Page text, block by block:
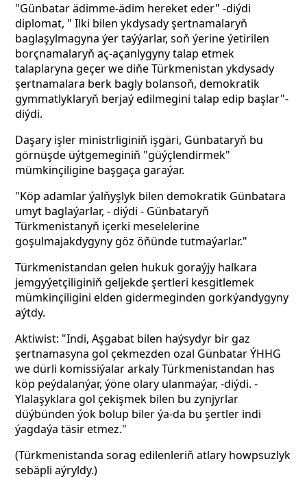
"Günbatar ädimme-ädim hereket eder" -diýdi
diplomat, " Ilki bilen ykdysady şertnamalaryň
baglaşylmagyna ýer taýýarlar, soň ýerine ýetirilen
borçnamalaryň aç-açanlygyny talap etmek
talaplaryna geçer we diňe Türkmenistan ykdysady
şertnamalara berk bagly bolansoň, demokratik
gymmatlyklaryň berjaý edilmegini talap edip başlar"-
diýdi.
Daşary işler ministrliginiň işgäri, Günbataryň bu
görnüşde üýtgemeginiň "güýçlendirmek"
mümkinçiligine başgaça garaýar.
"Köp adamlar ýalňyşlyk bilen demokratik Günbatara
umyt baglaýarlar, - diýdi - Günbataryň
Türkmenistanyň içerki meselelerine
goşulmajakdygyny göz öňünde tutmaýarlar."
Türkmenistandan gelen hukuk goraýjy halkara
jemgyýetçiliginiň geljekde şertleri kesgitlemek
mümkinçiligini elden gidermeginden gorkýandygyny
aýtdy.
Aktiwist: "Indi, Aşgabat bilen haýsydyr bir gaz
şertnamasyna gol çekmezden ozal Günbatar ÝHHG
we dürli komissiýalar arkaly Türkmenistandan has
köp peýdalanýar, ýöne olary ulanmaýar, -diýdi. -
Ylalaşyklara gol çekişmek bilen bu zynjyrlar
düýbünden ýok bolup biler ýa-da bu şertler indi
ýagdaýa täsir etmez."
(Türkmenistanda sorag edilenleriň atlary howpsuzlyk
sebäpli aýryldy.)